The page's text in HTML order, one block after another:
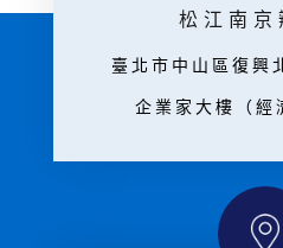
松江南京
臺北市中山區復興
企業家大樓（經